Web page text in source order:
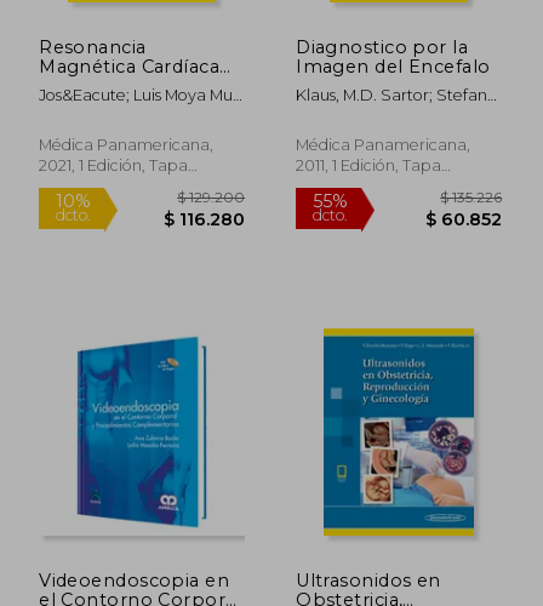
40%
dcto.
50%
dcto. $
Resonancia
Magnética Cardíaca
(+E-Book): Guía Para
la Toma de
Jos&Eacute; Luis Moya Mur;
Mart&Iacute;Nez
Médica Panamericana,
2021, 1 Edición, Tapa
Blanda, Nuevo
Diagnostico por la
Imagen del Encefalo
Klaus, M.D. Sartor; Stefan
Médica Panamericana,
2011, 1 Edición, Tapa
Blanda, Nuevo
Videoendoscopia en
el Contorno Corporal
Ultrasonidos en
Obstetricia,